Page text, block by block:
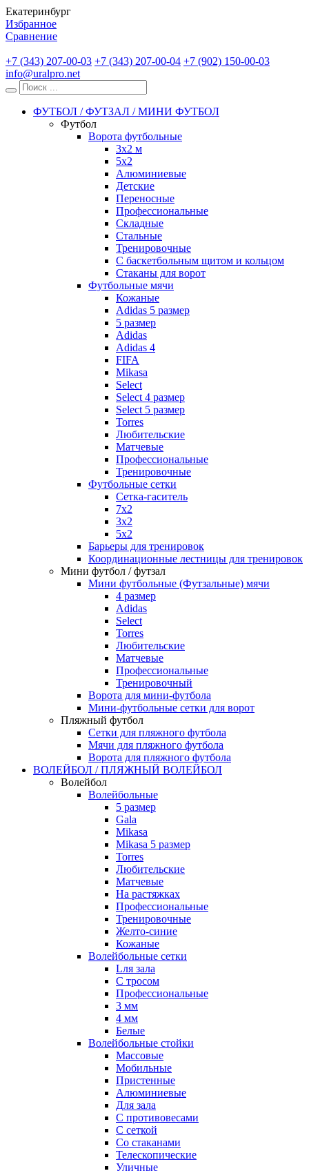
Екатеринбург
Избранное
Сравнение
+7 (343) 207-00-03 +7 (343) 207-00-04 +7 (902) 150-00-03
info@uralpro.net
ФУТБОЛ / ФУТЗАЛ / МИНИ ФУТБОЛ
Футбол
Ворота футбольные
3х2 м
5х2
Алюминиевые
Детские
Переносные
Профессиональные
Складные
Стальные
Тренировочные
С баскетбольным щитом и кольцом
Стаканы для ворот
Футбольные мячи
Кожаные
Adidas 5 размер
5 размер
Adidas
Adidas 4
FIFA
Mikasa
Select
Select 4 размер
Select 5 размер
Torres
Любительские
Матчевые
Профессиональные
Тренировочные
Футбольные сетки
Сетка-гаситель
7x2
3х2
5х2
Барьеры для тренировок
Координационные лестницы для тренировок
Мини футбол / футзал
Мини футбольные (Футзальные) мячи
4 размер
Adidas
Select
Torres
Любительские
Матчевые
Профессиональные
Тренировочный
Ворота для мини-футбола
Мини-футбольные сетки для ворот
Пляжный футбол
Сетки для пляжного футбола
Мячи для пляжного футбола
Ворота для пляжного футбола
ВОЛЕЙБОЛ / ПЛЯЖНЫЙ ВОЛЕЙБОЛ
Волейбол
Волейбольные
5 размер
Gala
Mikasa
Mikasa 5 размер
Torres
Любительские
Матчевые
На растяжках
Профессиональные
Тренировочные
Желто-синие
Кожаные
Волейбольные сетки
Lля зала
C тросом
Профессиональные
3 мм
4 мм
Белые
Волейбольные стойки
Массовые
Мобильные
Пристенные
Алюминиевые
Для зала
С противовесами
С сеткой
Со стаканами
Телескопические
Уличные